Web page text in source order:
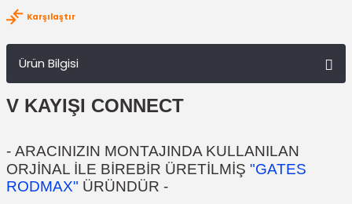
Karşılaştır
Ürün Bilgisi
V KAYIŞI CONNECT
- ARACINIZIN MONTAJINDA KULLANILAN
ORJİNAL İLE BİREBİR ÜRETİLMİŞ "GATES
RODMAX" ÜRÜNDÜR -